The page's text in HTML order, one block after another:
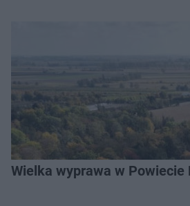
Wielka wyprawa w Powiecie